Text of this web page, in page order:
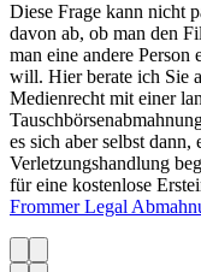
Diese Frage kann nicht
davon ab, ob man den
man eine andere Person
will. Hier berate ich Sie
Medienrecht mit einer
es sich aber selbst
Verletzungshandlung
für eine kostenlose
Frommer Legal